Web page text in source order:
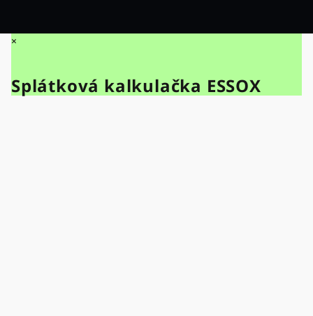
×
Splátková kalkulačka ESSOX